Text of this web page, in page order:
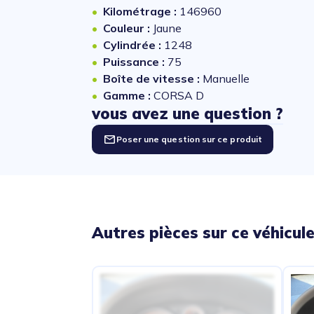
Kilométrage : 146960
Couleur : Jaune
Cylindrée : 1248
Puissance : 75
Boîte de vitesse : Manuelle
Gamme : CORSA D
vous avez une question ?
Poser une question sur ce produit
Autres pièces sur ce véhicule